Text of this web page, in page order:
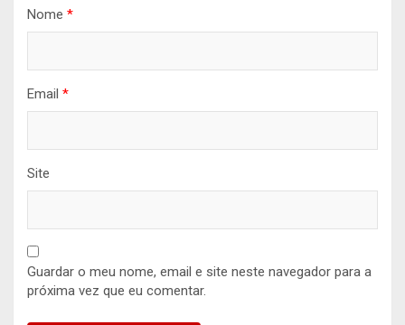
Nome *
Email *
Site
Guardar o meu nome, email e site neste navegador para a
próxima vez que eu comentar.